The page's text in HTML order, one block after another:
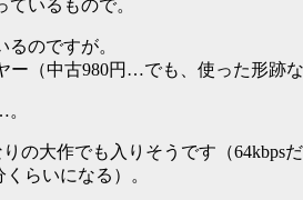
いるもので。
のですが。
ー（中古980円…でも、使った形跡
の大作でも入りそうです（
らいになる）。